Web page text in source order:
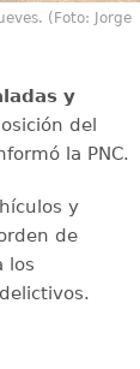
(Foto: Jorge
y
del
la PNC.
y
de
los